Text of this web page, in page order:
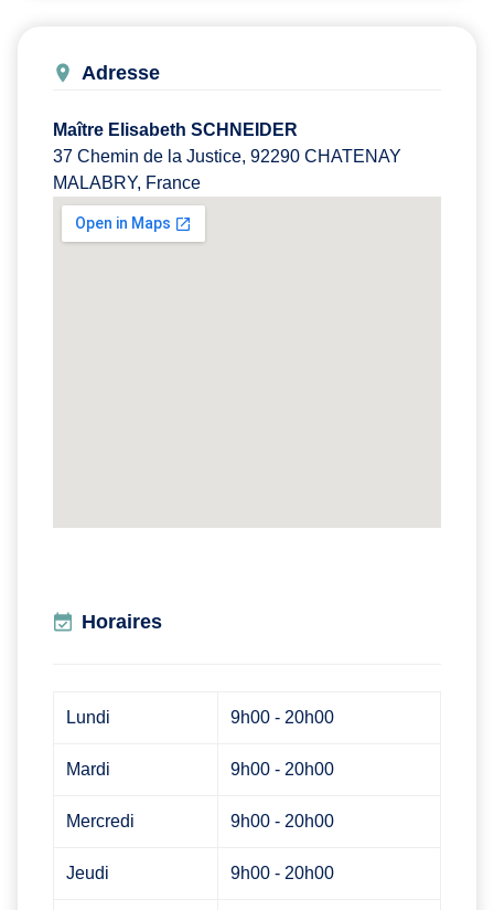
Adresse
Maître Elisabeth SCHNEIDER
37 Chemin de la Justice, 92290 CHATENAY
MALABRY, France
Horaires
Lundi 9h00 - 20h00
Mardi 9h00 - 20h00
Mercredi 9h00 - 20h00
Jeudi 9h00 - 20h00